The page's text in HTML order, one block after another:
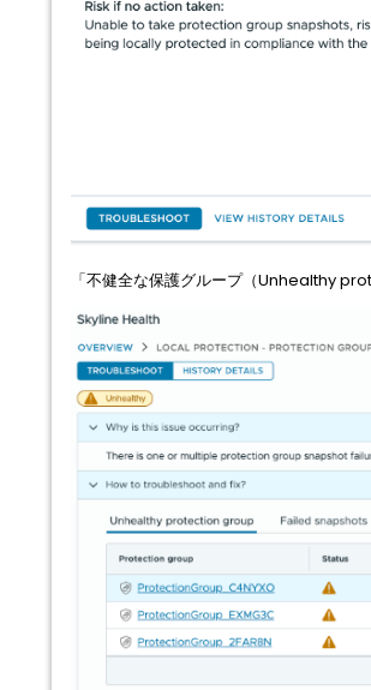
「不健全な保護グループ（Unhealthy